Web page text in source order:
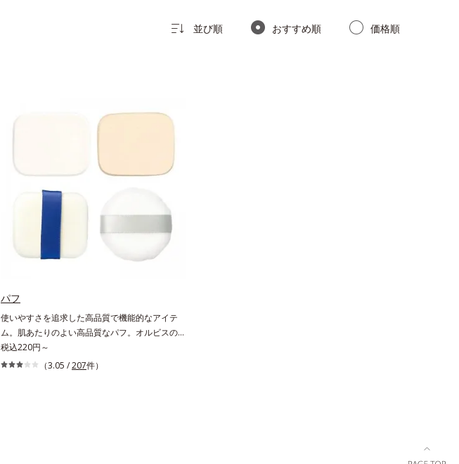
並び順 おすすめ順 価格順
パフ
使いやすさを追求した高品質で機能的なアイテ
ム。肌あたりのよい高品質なパフ。オルビスのす
べてのリキッドファンデーションにお使いいただ
けるパフや、それぞれのファンデーションに合わ
税込220円～
（3.05 /207件）